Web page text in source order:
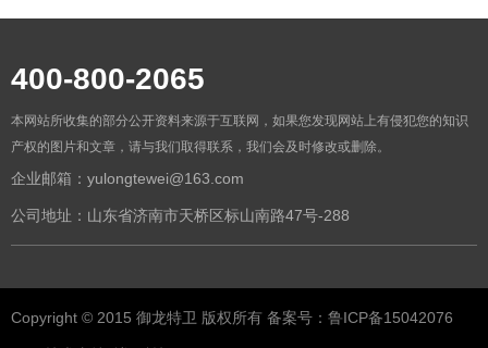
对您的决策至关重要。您可以通过搜索引擎和
400-800-2065
本网站所收集的部分公开资料来源于互联网，如果您发现网站上有侵犯您的知识
产权的图片和文章，请与我们取得联系，我们会及时修改或删除。
企业邮箱：yulongtewei@163.com
公司地址：山东省济南市天桥区标山南路47号-288
Copyright © 2015 御龙特卫 版权所有 备案号：鲁ICP备15042076